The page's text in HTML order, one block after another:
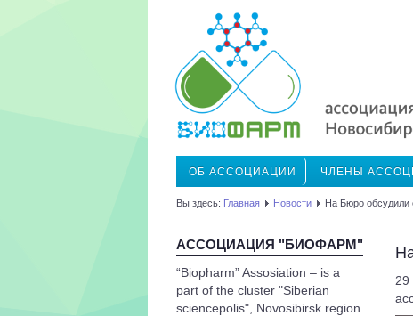
ОБ АССОЦИАЦИИ ЧЛЕНЫ
Вы здесь: Главная Новости На Бюро обсудили
АССОЦИАЦИЯ "БИОФАРМ"
“Biopharm” Assosiation – is a
part of the cluster "Siberian
sciencepolis", Novosibirsk region